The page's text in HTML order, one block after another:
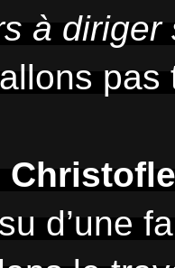
à
pas
d’une